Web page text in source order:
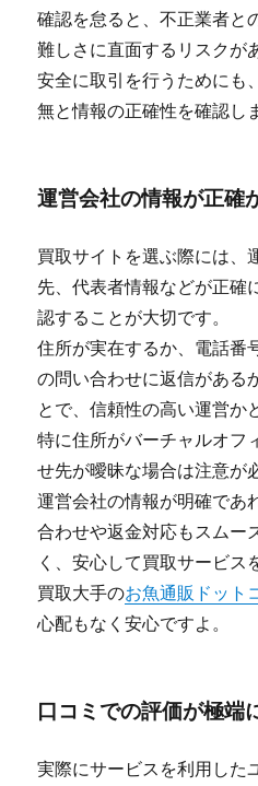
確認を怠ると、不正業者と
難しさに直面するリスクが
安全に取引を行うためにも
無と情報の正確性を確認し
運営会社の情報が正確
買取サイトを選ぶ際には、
先、代表者情報などが正確
認することが大切です。
住所が実在するか、電話番
の問い合わせに返信がある
とで、信頼性の高い運営か
特に住所がバーチャルオフ
せ先が曖昧な場合は注意が
運営会社の情報が明確であ
合わせや返金対応もスムー
く、安心して買取サービス
買取大手のお魚通販ドット
心配もなく安心ですよ。
口コミでの評価が極端
実際にサービスを利用した